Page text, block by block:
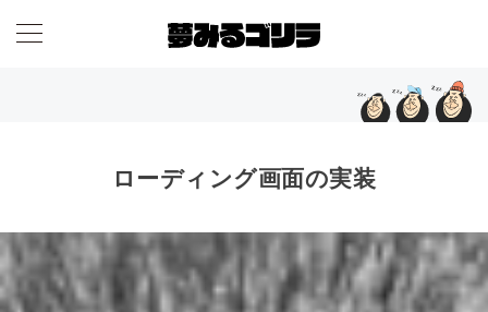
ローディング画面の実装